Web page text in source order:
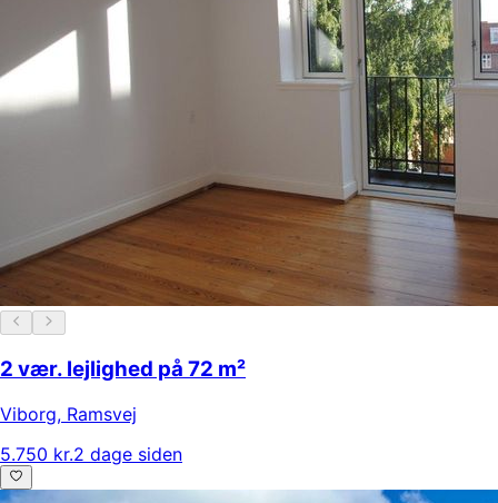
2 vær. lejlighed på 72 m²
Viborg, Ramsvej
5.750 kr.2 dage siden